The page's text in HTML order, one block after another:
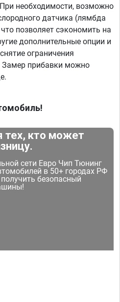
необходимости, возможно
датчика (лямбда
позволяет сэкономить на
дополнительные опции и
ограничения
Замер прибавки можно
кто может
сети Евро Чип Тюнинг
в 50+ городах РФ
безопасный